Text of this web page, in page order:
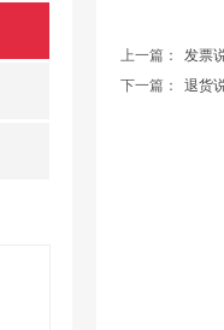
上一篇：
发票
下一篇：
退货